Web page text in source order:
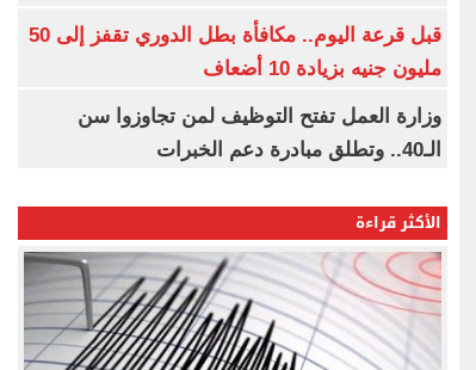
قبل قرعة اليوم.. مكافأة بطل الدوري تقفز إلى 50
مليون جنيه بزيادة 10 أضعاف
وزارة العمل تفتح التوظيف لمن تجاوزوا سن
الـ40.. وتطلق مبادرة دعم الخبرات
الأكثر قراءة